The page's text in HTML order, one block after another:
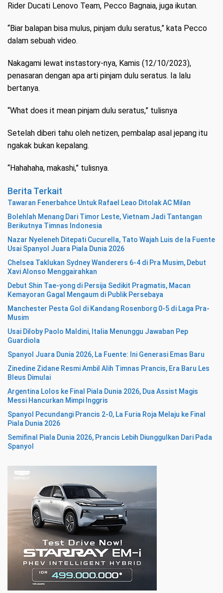
Rider Ducati Lenovo Team, Pecco Bagnaia, juga ikutan.
“Biar balapan bisa mulus, pinjam dulu seratus,” kata Pecco
dalam sebuah video.
Nakagami lewat instastory-nya, Kamis (12/10/2023),
penasaran dengan apa arti pinjam dulu seratus. Ia lalu
bertanya.
“What does it mean pinjam dulu seratus,” tulisnya
Setelah diberi tahu oleh netizen, pembalap asal jepang itu
ngakak bukan kepalang.
“Hahahaha, makashi,” tulisnya.
Berita Terkait
Tawaran Fenerbahce Untuk Rafael Leao Ditolak AC Milan
Bolehlah Menang Dari Timor Leste, Vietnam Jadi Tantangan
Berikutnya Timnas Indonesia
Nazar Nyeleneh Ditepati Cucurella, Tato Wajah Luis de la Fuente
Usai Spanyol Juara Piala Dunia 2026
Chelsea Taklukan Sydney Wanderers 6-4 di Pra Musim, Debut
Xavi Alonso Menggairahkan
Debut Shin Tae-yong di Persija Sedikit Pragmatis, Macan
Kemayoran Gagal Mengaum di Publik Persebaya
Manchester Pesta Gol di Kandang Rosenborg 0-5 di Laga Pra-
Musim
Usai Diloby Paolo Maldini, Italia Menunggu Jawaban Pep
Guardiola
Spanyol Juara Dunia 2026, La Fuente: Ini Generasi Emas Baru
Zinedine Zidane Resmi Ambil Alih Timnas Prancis, Era Baru Les
Bleus Dimulai
Argentina Lolos ke Final Piala Dunia 2026, Dua Assist Magis
Messi Hancurkan Mimpi Inggris
Spanyol Pecundangi Prancis 2-0, La Furia Roja Melaju ke Final
Piala Dunia 2026
Semifinal Piala Dunia 2026, Prancis Lebih Diunggulkan Dari Pada
Spanyol